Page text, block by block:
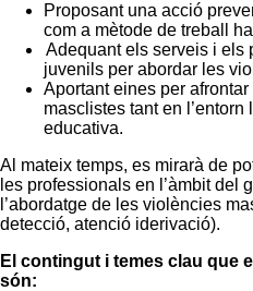
Proposant una acció
com a mètode de treball
Adequant els serveis i els
juvenils per abordar les
Aportant eines per
masclistes tant en l’entorn
educativa.
Al mateix temps, es mirarà de
les professionals en l’àmbit del
l’abordatge de les violències
detecció, atenció iderivació).
El contingut i temes clau que
són: